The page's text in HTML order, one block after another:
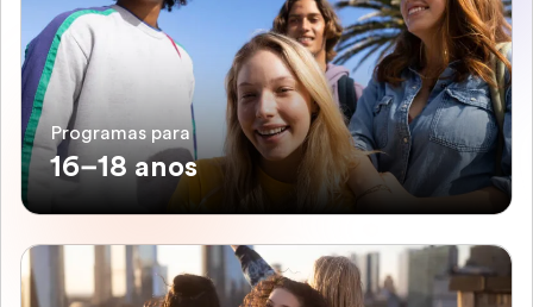
Programas para
16–18 anos